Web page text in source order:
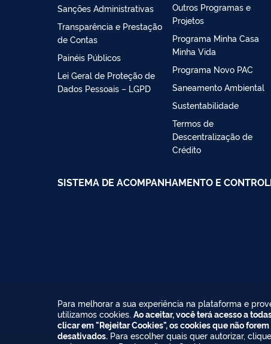
Sanções Administrativas
Transparência e Prestação
de Contas
Painéis Públicos
Lei Geral de Proteção de
Dados Pessoais – LGPD
Outros Programas e
Projetos
Programa Minha Casa
Minha Vida
Programa Novo PAC
Saneamento Ambiental
Sustentabilidade
Termos de
Descentralização de
Crédito
SISTEMA DE ACOMPANHAMENTO E
Para melhorar a sua experiência na plataforma e
utilizamos cookies. Ao aceitar, você terá acesso a
clicar em "Rejeitar Cookies", os cookies que não
desativados. Para escolher quais quer autorizar,